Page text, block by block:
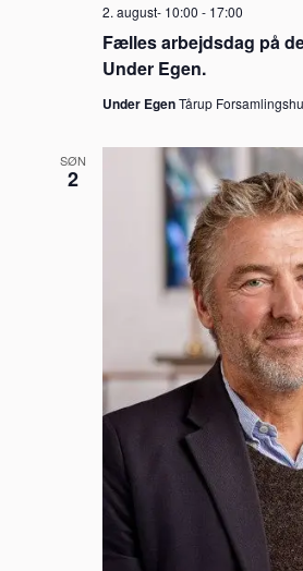
Fælles arbejdsdag på
Under Egen.
2. august- 10:00 - 17:00
Under EgenTårup
SØN
2